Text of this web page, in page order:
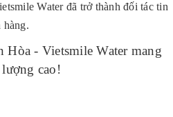
Water đã trở thành đối tác tin
hàng.
Hòa - Vietsmile Water mang
cao!